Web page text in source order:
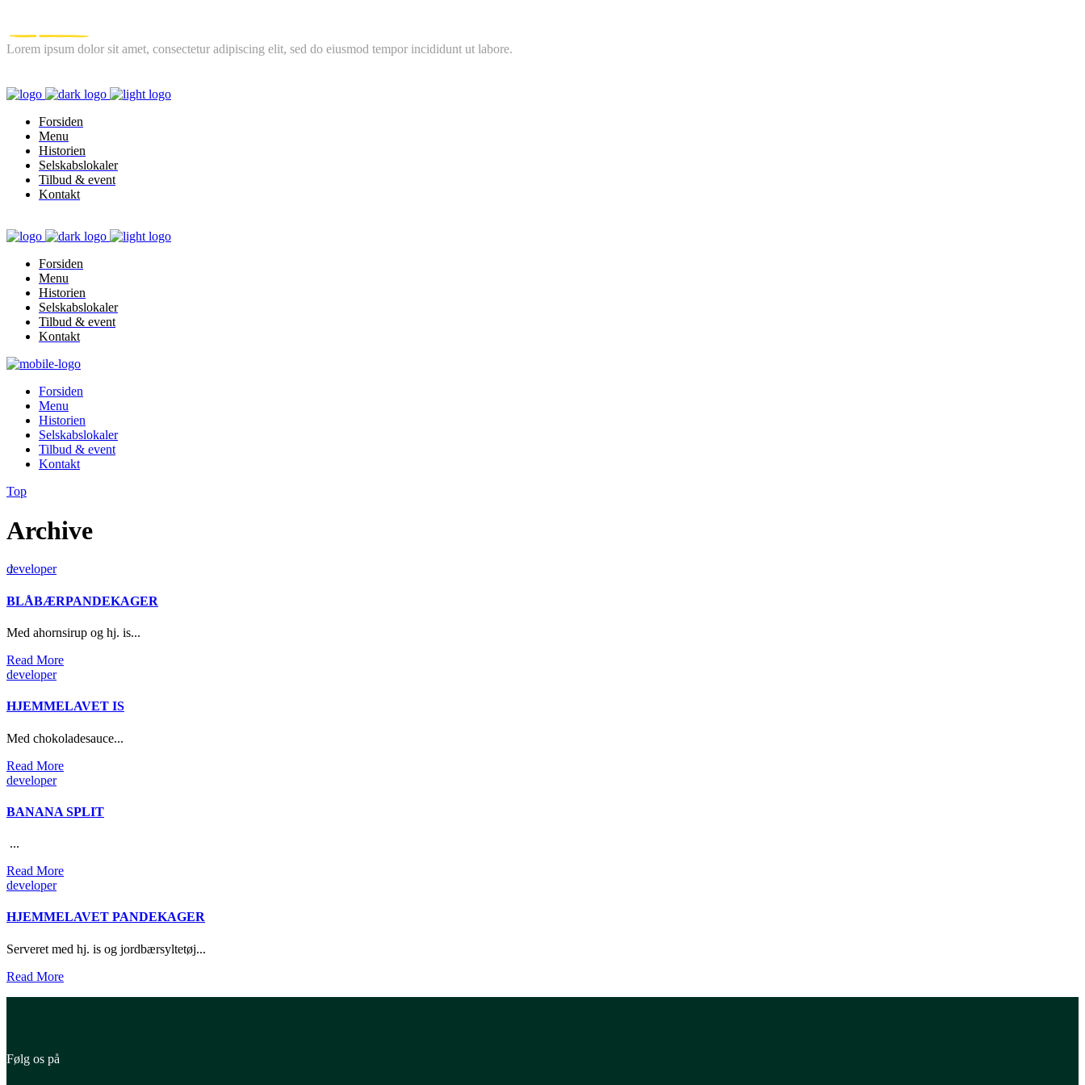
Lorem ipsum dolor sit amet, consectetur adipiscing elit, sed do eiusmod tempor incididunt ut labore.
Forsiden
Menu
Historien
Selskabslokaler
Tilbud & event
Kontakt
Forsiden
Menu
Historien
Selskabslokaler
Tilbud & event
Kontakt
Forsiden
Menu
Historien
Selskabslokaler
Tilbud & event
Kontakt
Top
Archive
/
developer
BLÅBÆRPANDEKAGER
Med ahornsirup og hj. is...
Read More
developer
HJEMMELAVET IS
Med chokoladesauce...
Read More
developer
BANANA SPLIT
...
Read More
developer
HJEMMELAVET PANDEKAGER
Serveret med hj. is og jordbærsyltetøj...
Read More
Følg os på